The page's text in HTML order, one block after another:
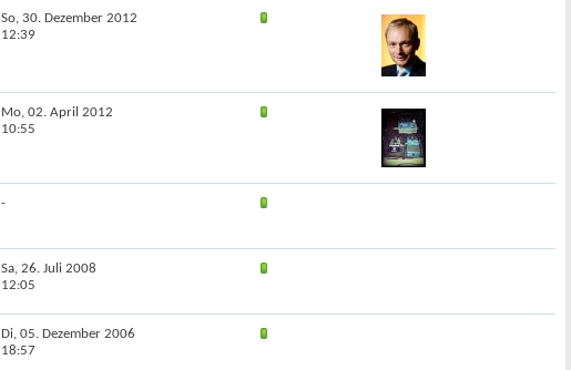
So, 30. Dezember 2012
12:39
Mo, 02. April 2012
10:55
-
Sa, 26. Juli 2008
12:05
Di, 05. Dezember 2006
18:57